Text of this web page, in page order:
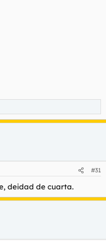
#31
deidad de cuarta.